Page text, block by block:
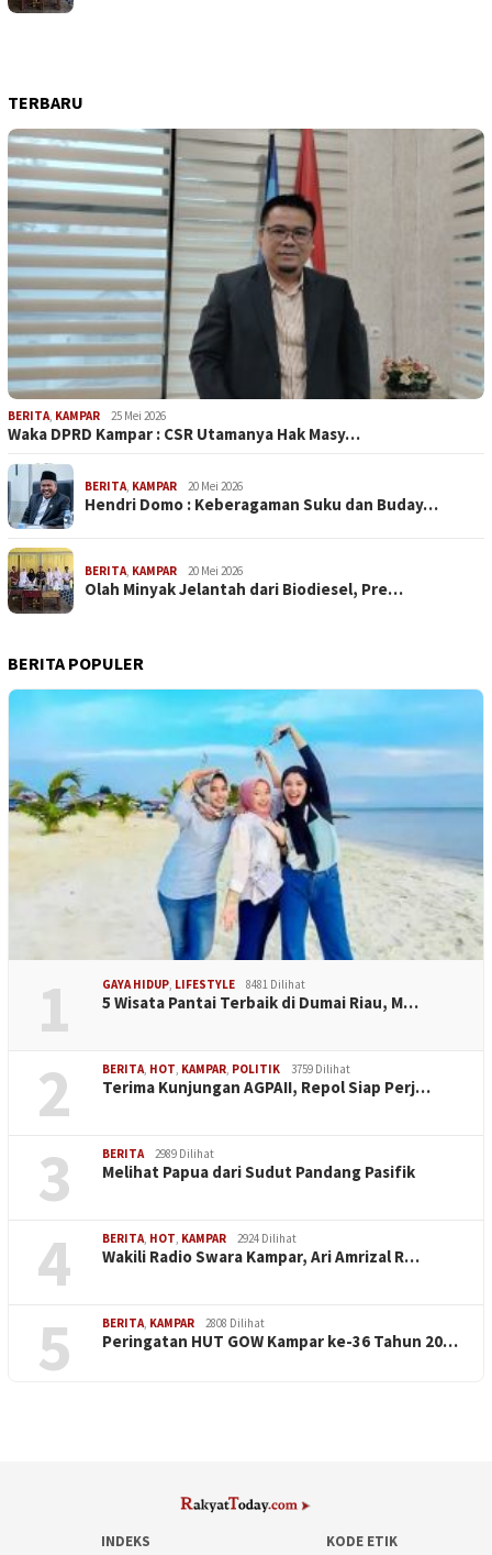
TERBARU
BERITA, KAMPAR 25 Mei 2026
Waka DPRD Kampar : CSR Utamanya Hak Masy…
BERITA, KAMPAR 20 Mei 2026
Hendri Domo : Keberagaman Suku dan Buday…
BERITA, KAMPAR 20 Mei 2026
Olah Minyak Jelantah dari Biodiesel, Pre…
BERITA POPULER
1 GAYA HIDUP, LIFESTYLE 8481 Dilihat
5 Wisata Pantai Terbaik di Dumai Riau, M…
2 BERITA, HOT, KAMPAR, POLITIK 3759 Dilihat
Terima Kunjungan AGPAII, Repol Siap Perj…
3 BERITA 2989 Dilihat
Melihat Papua dari Sudut Pandang Pasifik
4 BERITA, HOT, KAMPAR 2924 Dilihat
Wakili Radio Swara Kampar, Ari Amrizal R…
5 BERITA, KAMPAR 2808 Dilihat
Peringatan HUT GOW Kampar ke-36 Tahun 20…
INDEKS KODE ETIK